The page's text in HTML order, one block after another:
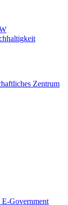
Zentrum
Government